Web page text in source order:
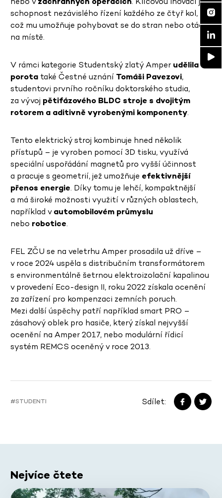
schopnost nezávislého řízení každého ze čtyř kol,
což mu umožňuje pohybovat se do stran nebo otáčet
na místě.
V rámci kategorie Studentský zlatý Amper udělila
porota také Čestné uznání Tomáši Pavezovi,
studentovi prvního ročníku doktorského studia,
za vývoj pětifázového BLDC stroje s dvojitým
rotorem a aditivně vyrobenými komponenty.
Tento elektrický stroj kombinuje hned několik
přístupů – je vyroben pomocí 3D tisku, využívá
speciální uspořádání magnetů pro vyšší účinnost
a pracuje s geometrií, jež umožňuje efektivnější
přenos energie. Díky tomu je lehčí, kompaktnější
a má široké možnosti využití v různých oblastech,
například vautomobilovém průmyslu
nebo robotice.
FEL ZČU se na veletrhu Amper prosadila už dříve –
v roce 2024 uspěla s distribučním transformátorem
s environmentálně šetrnou elektroizolační kapalinou
v provedení Eco-design II, roku 2022 získala ocenění
za zařízení pro kompenzaci zemních poruch.
Mezi další úspěchy patří například smart PRO –
zásahový oblek pro hasiče, který získal nejvyšší
ocenění na Amper 2017, nebo modulární řídicí
systém REMCS oceněný v roce 2013.
#STUDENTI Sdílet:
Nejvíce čtete